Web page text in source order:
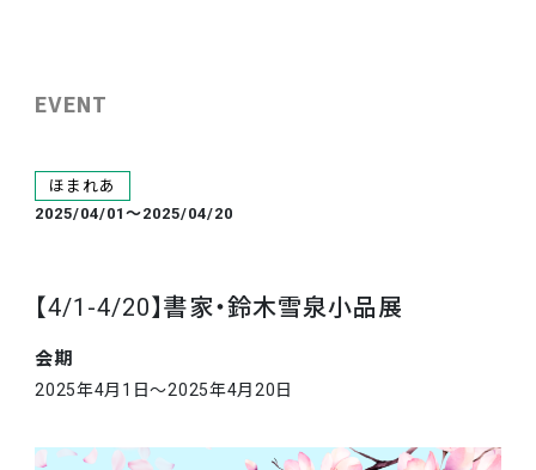
EVENT
ほまれあ
2025/04/01～2025/04/20
【4/1-4/20】書家・鈴木雪泉小品展
会期
2025年4月1日～2025年4月20日